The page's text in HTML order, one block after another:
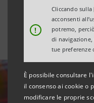
!
Cliccando
acconsenti
potremo,
di
tue preferenze
È possibile consultare
il consenso ai cookie o
modificare le proprie